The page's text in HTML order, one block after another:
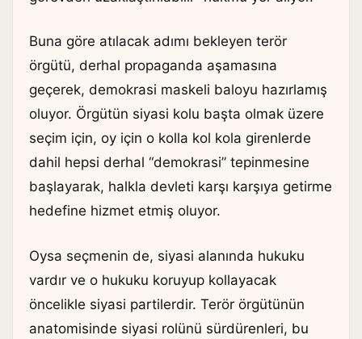
Buna göre atılacak adımı bekleyen terör
örgütü, derhal propaganda aşamasına
geçerek, demokrasi maskeli baloyu hazırlamış
oluyor. Örgütün siyasi kolu başta olmak üzere
seçim için, oy için o kolla kol kola girenlerde
dahil hepsi derhal “demokrasi” tepinmesine
başlayarak, halkla devleti karşı karşıya getirme
hedefine hizmet etmiş oluyor.
Oysa seçmenin de, siyasi alanında hukuku
vardır ve o hukuku koruyup kollayacak
öncelikle siyasi partilerdir. Terör örgütünün
anatomisinde siyasi rolünü sürdürenleri, bu